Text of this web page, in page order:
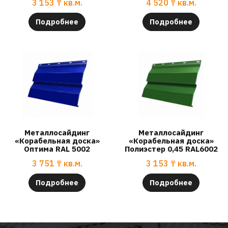
3 153 ₸ кв.м.
Подробнее
4 520 ₸ кв.м.
Подробнее
Металлосайдинг
«Корабельная доска»
Оптима RAL 5002
3 751 ₸ кв.м.
Подробнее
Металлосайдинг
«Корабельная доска»
Полиэстер 0,45 RAL6002
3 153 ₸ кв.м.
Подробнее